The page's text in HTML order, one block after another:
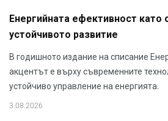
Енергийната ефективност като
устойчивото развитие
В годишното издание на списание
акцентът е върху съвременните
устойчиво управление на енергията.
3.08.2026